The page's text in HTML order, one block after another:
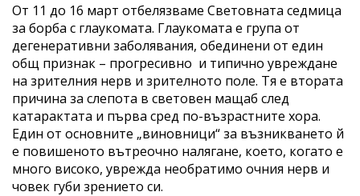
От 11 до 16 март отбелязваме Световната седмица
за борба с глаукомата. Глаукомата е група от
дегенеративни заболявания, обединени от един
общ признак – прогресивно и типично увреждане
на зрителния нерв и зрителното поле. Тя е втората
причина за слепота в световен мащаб след
катарактата и първа сред по-възрастните хора.
Един от основните „виновници“ за възникването й
е повишеното вътреочно налягане, което, когато е
много високо, уврежда необратимо очния нерв и
човек губи зрението си.